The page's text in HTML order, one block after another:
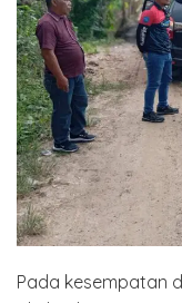
Pada kesempatan